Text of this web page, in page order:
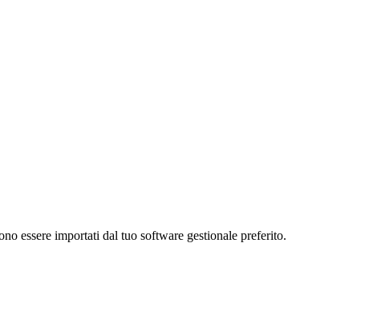
essere importati dal tuo software gestionale preferito.